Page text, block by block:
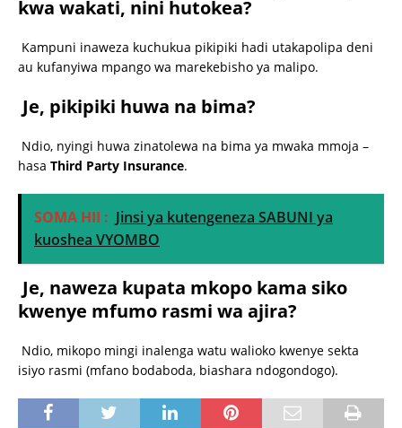
kwa wakati, nini hutokea?
Kampuni inaweza kuchukua pikipiki hadi utakapolipa deni
au kufanyiwa mpango wa marekebisho ya malipo.
Je, pikipiki huwa na bima?
Ndio, nyingi huwa zinatolewa na bima ya mwaka mmoja –
hasa Third Party Insurance.
SOMA HII : Jinsi ya kutengeneza SABUNI ya
kuoshea VYOMBO
Je, naweza kupata mkopo kama siko
kwenye mfumo rasmi wa ajira?
Ndio, mikopo mingi inalenga watu walioko kwenye sekta
isiyo rasmi (mfano bodaboda, biashara ndogondogo).